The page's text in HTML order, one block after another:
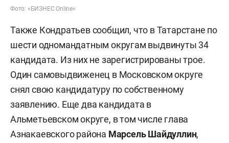
Фото: «БИЗНЕС Online»
Также Кондратьев сообщил, что в Татарстане по
шести одномандатным округам выдвинуты 34
кандидата. Из них не зарегистрированы трое.
Один самовыдвиженец в Московском округе
снял свою кандидатуру по собственному
заявлению. Еще два кандидата в
Альметьевском округе, в том числе глава
Азнакаевского района Марсель Шайдуллин,